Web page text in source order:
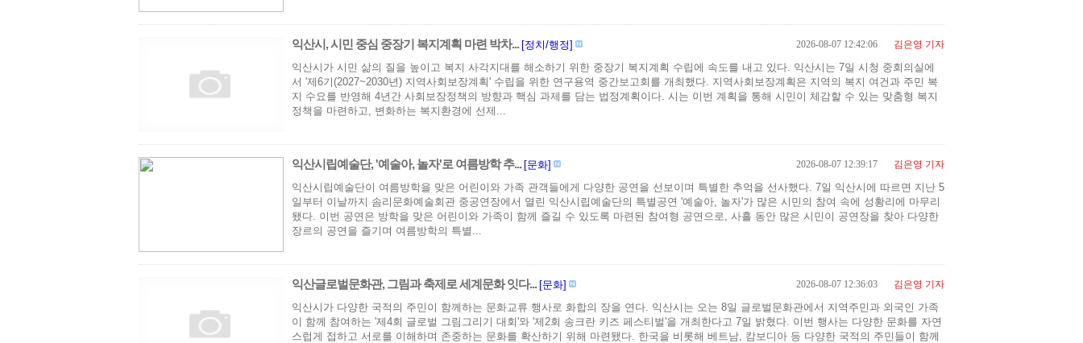
익산시, 시민 중심 중장기 복지계획 마련 박차... [정치/행정] 2026-08-07 12:42:06 김은영 기자
익산시가 시민 삶의 질을 높이고 복지 사각지대를 해소하기 위한 중장기 복지계획 수립에 속도를 내고 있다. 익산시는 7일 시청 중회의실에
서 '제6기(2027~2030년) 지역사회보장계획' 수립을 위한 연구용역 중간보고회를 개최했다. 지역사회보장계획은 지역의 복지 여건과 주민 복
지 수요를 반영해 4년간 사회보장정책의 방향과 핵심 과제를 담는 법정계획이다. 시는 이번 계획을 통해 시민이 체감할 수 있는 맞춤형 복지
정책을 마련하고, 변화하는 복지환경에 선제...
익산시립예술단, '예술아, 놀자'로 여름방학 추... [문화] 2026-08-07 12:39:17 김은영 기자
익산시립예술단이 여름방학을 맞은 어린이와 가족 관객들에게 다양한 공연을 선보이며 특별한 추억을 선사했다. 7일 익산시에 따르면 지난 5
일부터 이날까지 솜리문화예술회관 중공연장에서 열린 익산시립예술단의 특별공연 '예술아, 놀자'가 많은 시민의 참여 속에 성황리에 마무리
됐다. 이번 공연은 방학을 맞은 어린이와 가족이 함께 즐길 수 있도록 마련된 참여형 공연으로, 사흘 동안 많은 시민이 공연장을 찾아 다양한
장르의 공연을 즐기며 여름방학의 특별...
익산글로벌문화관, 그림과 축제로 세계문화 잇다... [문화] 2026-08-07 12:36:03 김은영 기자
익산시가 다양한 국적의 주민이 함께하는 문화교류 행사로 화합의 장을 연다. 익산시는 오는 8일 글로벌문화관에서 지역주민과 외국인 가족
이 함께 참여하는 '제4회 글로벌 그림그리기 대회'와 '제2회 송크란 키즈 페스티벌'을 개최한다고 7일 밝혔다. 이번 행사는 다양한 문화를 자연
스럽게 접하고 서로를 이해하며 존중하는 문화를 확산하기 위해 마련됐다. 한국을 비롯해 베트남, 캄보디아 등 다양한 국적의 주민들이 함께